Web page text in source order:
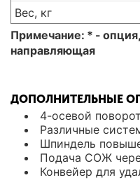
Вес, кг
Примечание: * -
направляющая
ДОПОЛНИТЕЛЬНЫЕ
4-осевой
Различные
Шпиндель
Подача СОЖ
Конвейер для